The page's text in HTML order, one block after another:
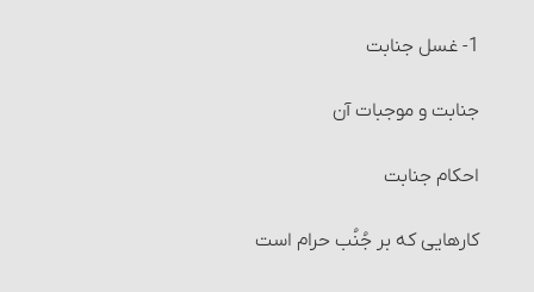
1- غسل جنابت‏
جنابت و موجبات آن
احکام جنابت
کارهایی که بر جُنُب حرام است‏